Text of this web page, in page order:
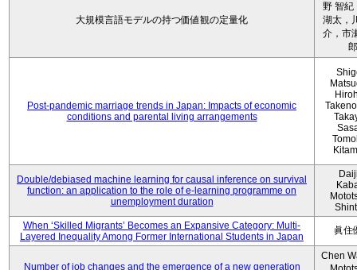
大規模言語モデルの持つ価値観の定量化
野 智紀
湖太，
介，市
郎
Post-pandemic marriage trends in Japan: Impacts of economic
conditions and parental living arrangements
Double/debiased machine learning for causal inference on survival
function: an application to the role of e-learning programme on
unemployment duration
When ‘Skilled Migrants’ Becomes an Expansive Category: Multi-
Layered Inequality Among Former International Students in Japan
眞住
Number of job changes and the emergence of a new generation
Chen